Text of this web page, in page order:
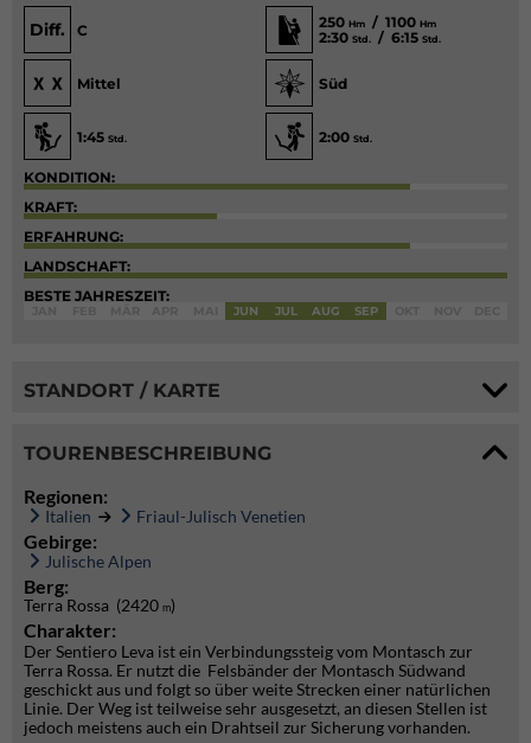
Diff. C 250 Hm / 1100 Hm
2:30 Std. / 6:15 Std.
Mittel Süd
1:45 Std. 2:00 Std.
KONDITION:
KRAFT:
ERFAHRUNG:
LANDSCHAFT:
BESTE JAHRESZEIT:
JUN JUL AUG SEP
STANDORT / KARTE
TOURENBESCHREIBUNG
Regionen:
Italien Friaul-Julisch Venetien
Gebirge:
Julische Alpen
Berg:
Terra Rossa (2420 m)
Charakter:
Der Sentiero Leva ist ein Verbindungssteig vom Montasch zur
Terra Rossa. Er nutzt die Felsbänder der Montasch Südwand
geschickt aus und folgt so über weite Strecken einer natürlichen
Linie. Der Weg ist teilweise sehr ausgesetzt, an diesen Stellen ist
jedoch meistens auch ein Drahtseil zur Sicherung vorhanden.